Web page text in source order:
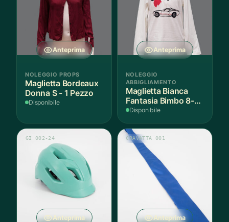
Anteprima
NOLEGGIO PROPS
Maglietta Bordeaux
Donna S - 1 Pezzo
Disponibile
Anteprima
NOLEGGIO
ABBIGLIAMENTO
Maglietta Bianca
Fantasia Bimbo 8-9
Anni Cotone - 1
Disponibile
Anteprima
GI 002-24
Anteprima
CRAVATTA 001